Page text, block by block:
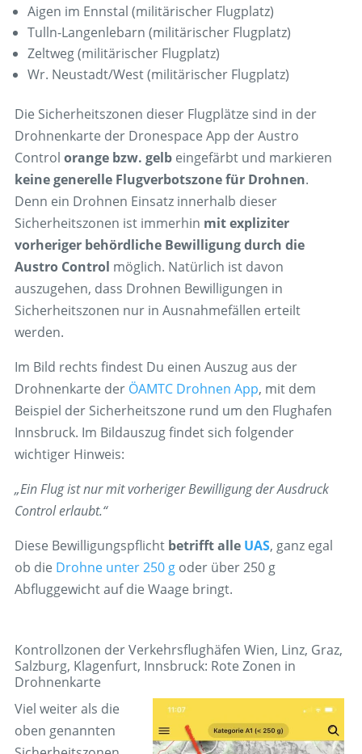
Aigen im Ennstal (militärischer Flugplatz)
Tulln-Langenlebarn (militärischer Flugplatz)
Zeltweg (militärischer Flugplatz)
Wr. Neustadt/West (militärischer Flugplatz)
Die Sicherheitszonen dieser Flugplätze sind in der
Drohnenkarte der Dronespace App der Austro
Control orange bzw. gelb eingefärbt und markieren
keine generelle Flugverbotszone für Drohnen.
Denn ein Drohnen Einsatz innerhalb dieser
Sicherheitszonen ist immerhin mit expliziter
vorheriger behördliche Bewilligung durch die
Austro Control möglich. Natürlich ist davon
auszugehen, dass Drohnen Bewilligungen in
Sicherheitszonen nur in Ausnahmefällen erteilt
werden.
Im Bild rechts findest Du einen Auszug aus der
Drohnenkarte der ÖAMTC Drohnen App, mit dem
Beispiel der Sicherheitszone rund um den Flughafen
Innsbruck. Im Bildauszug findet sich folgender
wichtiger Hinweis:
„Ein Flug ist nur mit vorheriger Bewilligung der Ausdruck
Control erlaubt.“
Diese Bewilligungspflicht betrifft alle UAS, ganz egal
ob die Drohne unter 250 goder über 250 g
Abfluggewicht auf die Waage bringt.
Kontrollzonen der Verkehrsflughäfen Wien, Linz, Graz,
Salzburg, Klagenfurt, Innsbruck: Rote Zonen in
Drohnenkarte
Viel weiter als die
oben genannten